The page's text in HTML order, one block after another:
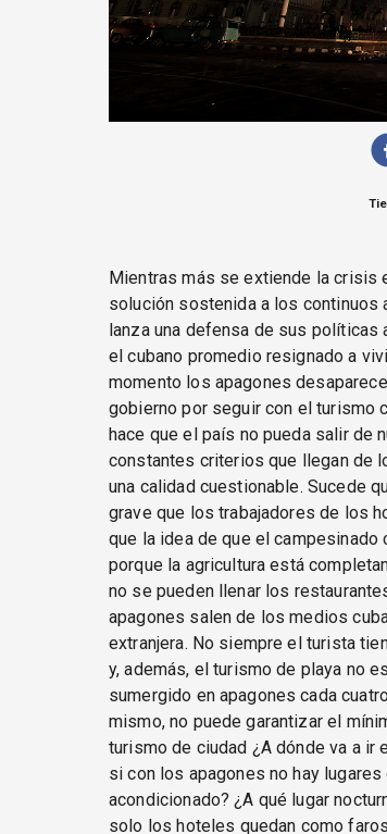
Mientras más se extiende la crisis
solución sostenida a los continuos
lanza una defensa de sus políticas
el cubano promedio resignado a
momento los apagones
gobierno por seguir con el turismo
hace que el país no pueda salir de
constantes criterios que llegan de
una calidad cuestionable. Sucede
grave que los trabajadores de los
que la idea de que el
porque la agricultura está
no se pueden llenar los
apagones salen de los medios
extranjera. No siempre el turista
y, además, el turismo de playa no
sumergido en apagones cada
mismo, no puede garantizar el
turismo de ciudad ¿A dónde va a ir
si con los apagones no hay
acondicionado? ¿A qué lugar
solo los hoteles quedan como